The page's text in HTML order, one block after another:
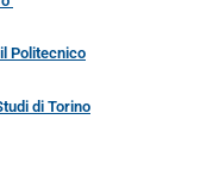
Politecnico
di Torino